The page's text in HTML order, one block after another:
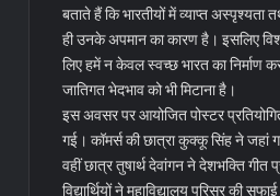
बताते हैं कि भारतीयों में व्याप्त अस्पृश्यता
ही उनके अपमान का कारण है। इसलिए
लिए हमें न केवल स्वच्छ भारत का निर्माण
जातिगत भेदभाव को भी मिटाना है।
इस अवसर पर आयोजित पोस्टर
गई। कॉमर्स की छात्रा कुक्कू सिंह ने जहां
वहीं छात्र तुषार्थ देवांगन ने देशभक्ति
विद्यार्थियों ने महाविद्यालय परिसर की